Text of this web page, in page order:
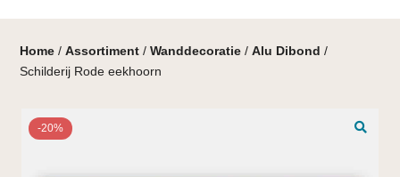
Home /Assortiment /Wanddecoratie /Alu Dibond /
Schilderij Rode eekhoorn
-20%